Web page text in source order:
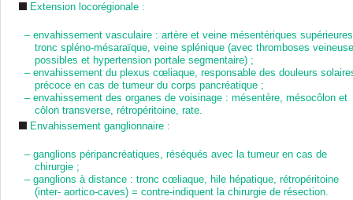
Extension locorégionale :
– envahissement vasculaire : artère et veine mésentériques
tronc spléno-mésaraïque, veine splénique (avec thromboses
possibles et hypertension portale segmentaire) ;
– envahissement du plexus cœliaque, responsable des douleurs
précoce en cas de tumeur du corps pancréatique ;
– envahissement des organes de voisinage : mésentère, mésocôlon et
côlon transverse, rétropéritoine, rate.
Envahissement ganglionnaire :
– ganglions péripancréatiques, réséqués avec la tumeur en cas de
chirurgie ;
– ganglions à distance : tronc cœliaque, hile hépatique, rétropéritoine
(inter- aortico-caves) = contre-indiquent la chirurgie de résection.